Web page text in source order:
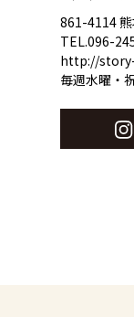
861-4114
TEL.096-
http://
毎週水曜・